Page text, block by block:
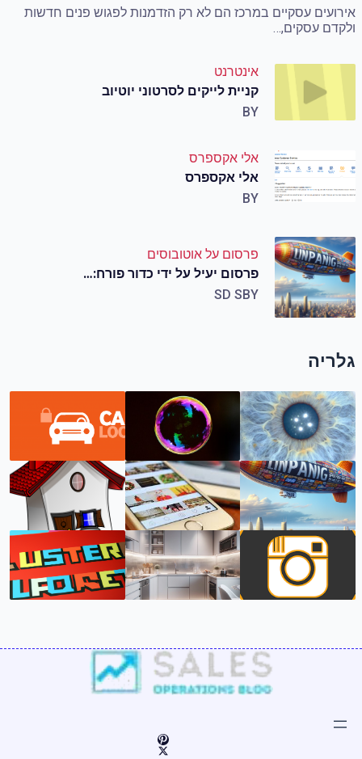
אירועים עסקיים במרכז הם לא רק הזדמנות לפגוש פנים חדשות
ולקדם עסקים,…
אינטרנט
קניית לייקים לסרטוני יוטיוב
BY
אלי אקספרס
אלי אקספרס
BY
פרסום על אוטובוסים
פרסום יעיל על ידי כדור פורח:…
BY
SD S
גלריה